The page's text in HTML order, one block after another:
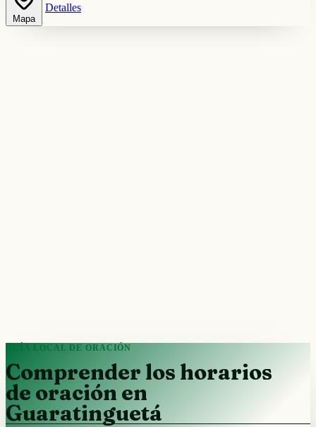
Mapa
Detalles
GUÍA LOCAL DE ORACIÓN
Comprender los horarios
de oración en
Guaratinguetá